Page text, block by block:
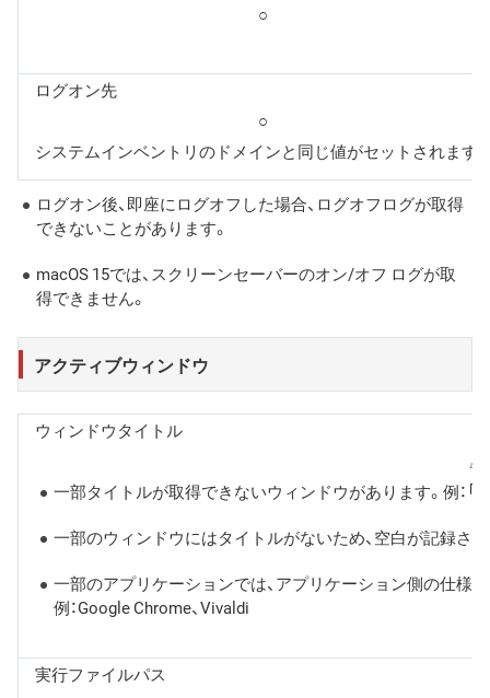
○
ログオン先
○
システムインベントリのドメインと同じ値がセットされます。
ログオン後、即座にログオフした場合、ログオフログが取得
できないことがあります。
macOS 15では、スクリーンセーバーのオン/オフ ログが取
得できません。
アクティブウィンドウ
ウィンドウタイトル
△
一部タイトルが取得できないウィンドウがあります。例：「
一部のウィンドウにはタイトルがないため、空白が記録さ
一部のアプリケーションでは、アプリケーション側の仕様
例：Google Chrome、Vivaldi
実行ファイルパス